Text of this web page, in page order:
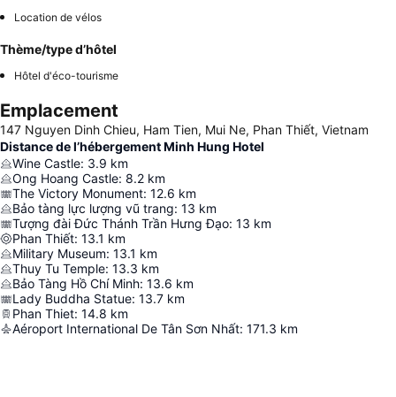
Location de vélos
Thème/type d’hôtel
Hôtel d'éco-tourisme
Emplacement
147 Nguyen Dinh Chieu, Ham Tien, Mui Ne, Phan Thiết, Vietnam
Distance de l’hébergement Minh Hung Hotel
Wine Castle: 3.9 km
Ong Hoang Castle: 8.2 km
The Victory Monument: 12.6 km
Bảo tàng lực lượng vũ trang: 13 km
Tượng đài Đức Thánh Trần Hưng Đạo: 13 km
Phan Thiết: 13.1 km
Military Museum: 13.1 km
Thuy Tu Temple: 13.3 km
Bảo Tàng Hồ Chí Minh: 13.6 km
Lady Buddha Statue: 13.7 km
Phan Thiet: 14.8 km
Aéroport International De Tân Sơn Nhất: 171.3 km